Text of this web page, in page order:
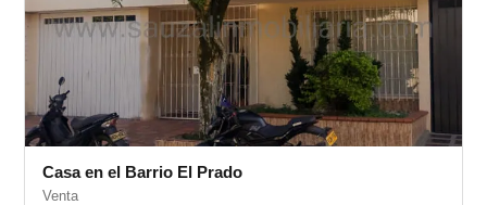
Casa en el Barrio El Prado
Venta